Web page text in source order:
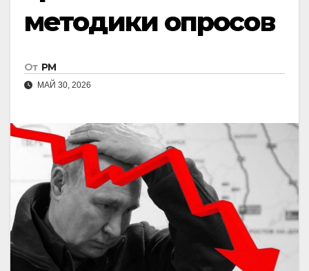
методики опросов
От РМ
МАЙ 30, 2026